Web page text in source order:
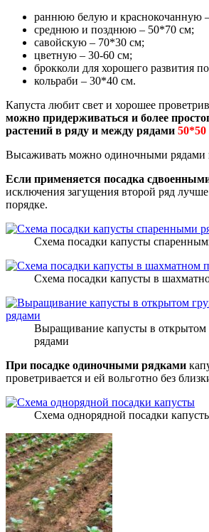
раннюю белую и краснокочанную
среднюю и позднюю – 50*70 см;
савойскую – 70*30 см;
цветную – 30-60 см;
брокколи для хорошего развития
кольраби – 30*40 см.
Капуста любит свет и хорошее
можно придерживаться и более
растений в ряду и между рядами 50*50
Высаживать можно одиночными рядами
Если применяется посадка
исключения загущения второй ряд
порядке.
Схема посадки капусты
Схема посадки капусты в
Выращивание капусты в открытом
рядами
При посадке одиночными рядками
проветривается и ей вольготно без
Схема однорядной посадки